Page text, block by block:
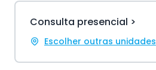
Consulta presencial >
Escolher outras unidades